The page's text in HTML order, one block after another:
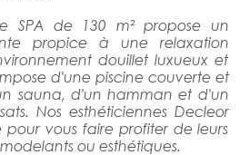
SPA de 130 m² propose un
propice à une relaxation
douillet luxueux et
d'une piscine couverte et
sauna, d'un hamman et d'un
Nos esthéticiennes Decleor
pour vous faire profiter de leurs
ou esthétiques.